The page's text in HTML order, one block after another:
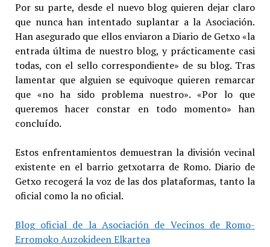
Por su parte, desde el nuevo blog quieren dejar claro
que nunca han intentado suplantar a la Asociación.
Han asegurado que ellos enviaron a Diario de Getxo «la
entrada última de nuestro blog, y prácticamente casi
todas, con el sello correspondiente» de su blog. Tras
lamentar que alguien se equivoque quieren remarcar
que «no ha sido problema nuestro». «Por lo que
queremos hacer constar en todo momento» han
concluído.
Estos enfrentamientos demuestran la división vecinal
existente en el barrio getxotarra de Romo. Diario de
Getxo recogerá la voz de las dos plataformas, tanto la
oficial como la no oficial.
Blog oficial de la Asociación de Vecinos de Romo-
Erromoko Auzokideen Elkartea